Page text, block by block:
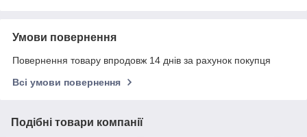
Умови повернення
Повернення товару впродовж 14 днів за рахунок покупця
Всі умови повернення
Подібні товари компанії